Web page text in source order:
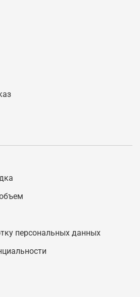
персональных данных